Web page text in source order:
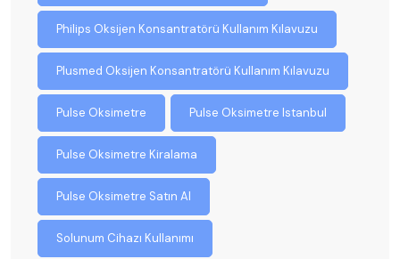
Philips Oksijen Konsantratörü Kullanım Kılavuzu
Plusmed Oksijen Konsantratörü Kullanım Kılavuzu
Pulse Oksimetre Pulse Oksimetre Istanbul
Pulse Oksimetre Kiralama
Pulse Oksimetre Satın Al
Solunum Cihazı Kullanımı